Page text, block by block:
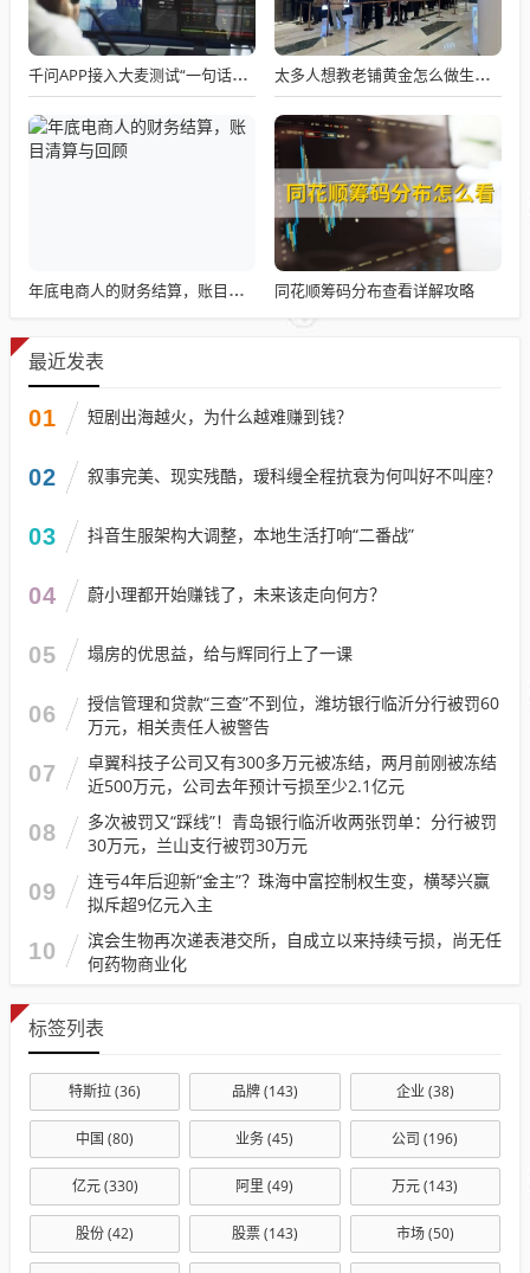
千问APP接入大麦测试“一句话买电影票” 太多人想教老铺黄金怎么做生意了
年底电商人的财务结算，账目清算与回顾 同花顺筹码分布查看详解攻略
最近发表
01 短剧出海越火，为什么越难赚到钱？
02 叙事完美、现实残酷，瑷科缦全程抗衰为何叫好不叫座？
03 抖音生服架构大调整，本地生活打响“二番战”
04 蔚小理都开始赚钱了，未来该走向何方？
05 塌房的优思益，给与辉同行上了一课
06
授信管理和贷款“三查”不到位，潍坊银行临沂分行被罚60
万元，相关责任人被警告
07
卓翼科技子公司又有300多万元被冻结，两月前刚被冻结
近500万元，公司去年预计亏损至少2.1亿元
08
多次被罚又“踩线”！青岛银行临沂收两张罚单：分行被罚
30万元，兰山支行被罚30万元
09
连亏4年后迎新“金主”？珠海中富控制权生变，横琴兴赢
拟斥超9亿元入主
10
滨会生物再次递表港交所，自成立以来持续亏损，尚无任
何药物商业化
标签列表
特斯拉(36) 品牌(143) 企业(38)
中国 (80) 业务(45) 公司 (196)
亿元(330) 阿里 (49) 万元(143)
股份(42) 股票(143) 市场(50)